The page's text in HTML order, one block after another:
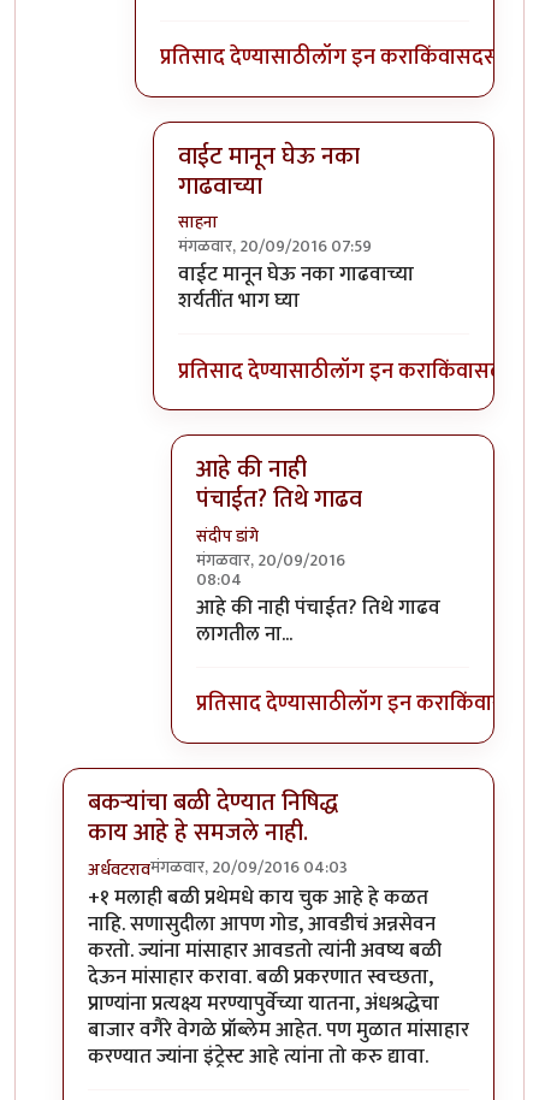
प्रतिसाद देण्यासाठीलॉग इन कराकिंवासदस्य व्हा
वाईट मानून घेऊ नका
गाढवाच्या
साहना
मंगळवार, 20/09/2016 07:59
In reply toमी ओढला असता ओ, पण शर्यत
वाईट मानून घेऊ नका गाढवाच्या
शर्यतींत भाग घ्या
प्रतिसाद देण्यासाठीलॉग इन कराकिंवासदस्य
आहे की नाही
पंचाईत? तिथे गाढव
संदीप डांगे
मंगळवार, 20/09/2016
08:04
In reply toवाईट मानून घेऊ नका गाढवाच्या
आहे की नाही पंचाईत? तिथे गाढव
लागतील ना...
प्रतिसाद देण्यासाठीलॉग इन कराकिंवा
बकऱ्यांचा बळी देण्यात निषिद्ध
काय आहे हे समजले नाही.
अर्धवटरावमंगळवार, 20/09/2016 04:03
In reply toबकऱ्यांचा बळीbyआजानुकर्ण
+१ मलाही बळी प्रथेमधे काय चुक आहे हे कळत
नाहि. सणासुदीला आपण गोड, आवडीचं अन्नसेवन
करतो. ज्यांना मांसाहार आवडतो त्यांनी अवष्य बळी
देऊन मांसाहार करावा. बळी प्रकरणात स्वच्छता,
प्राण्यांना प्रत्यक्ष्य मरण्यापुर्वेच्या यातना, अंधश्रद्धेचा
बाजार वगैरे वेगळे प्रॉब्लेम आहेत. पण मुळात मांसाहार
करण्यात ज्यांना इंट्रेस्ट आहे त्यांना तो करु द्यावा.